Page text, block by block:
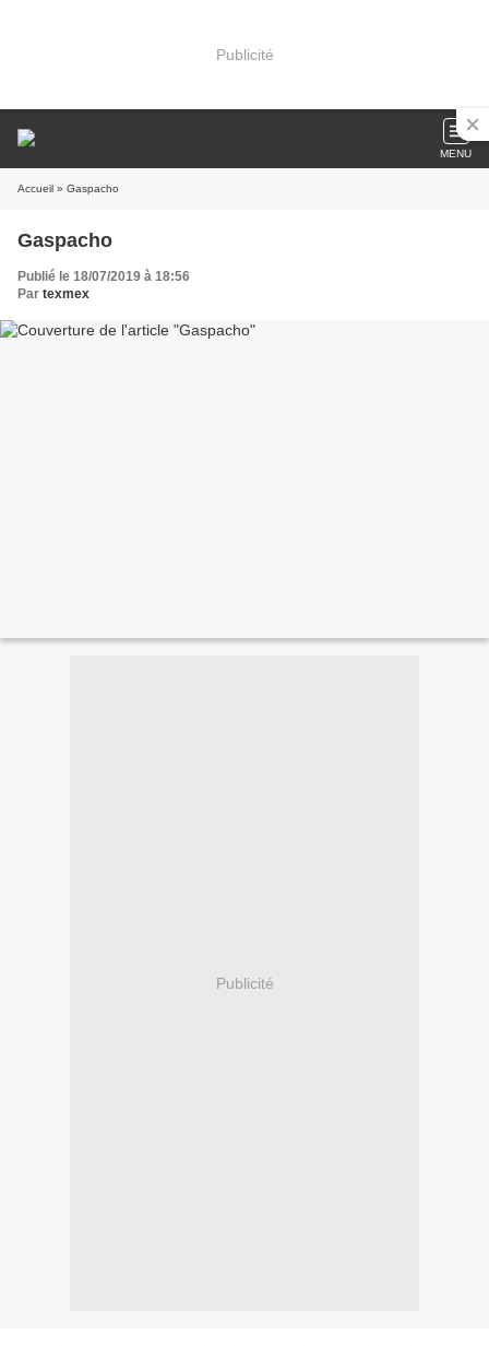
Publicité
MENU
Accueil » Gaspacho
Gaspacho
Publié le 18/07/2019 à 18:56
Par texmex
Publicité